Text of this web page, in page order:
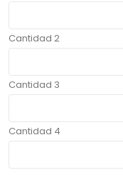
Cantidad 2
Cantidad 3
Cantidad 4